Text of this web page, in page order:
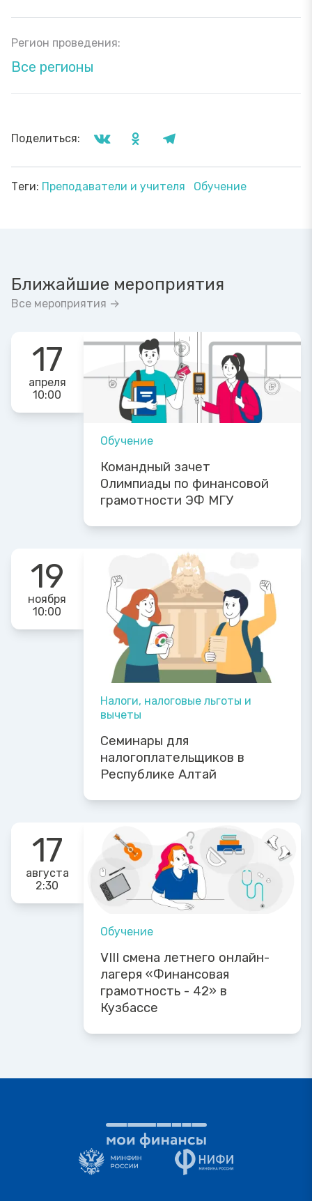
Регион проведения:
Все регионы
Поделиться:
Теги: Преподаватели и учителя Обучение
Ближайшие мероприятия
Все мероприятия →
17
апреля
10:00
Обучение
Командный зачет
Олимпиады по финансовой
грамотности ЭФ МГУ
19
ноября
10:00
Налоги, налоговые льготы и
вычеты
Семинары для
налогоплательщиков в
Республике Алтай
17
августа
2:30
Обучение
VIII смена летнего онлайн-
лагеря «Финансовая
грамотность - 42» в
Кузбассе